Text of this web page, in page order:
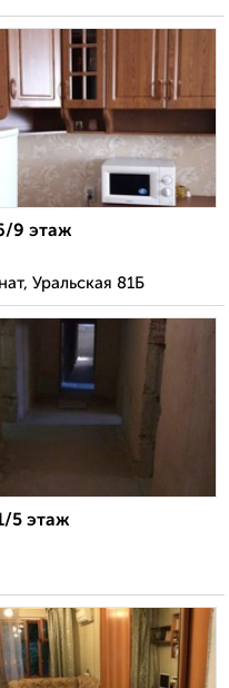
9 этаж
Уральская 81Б
5 этаж